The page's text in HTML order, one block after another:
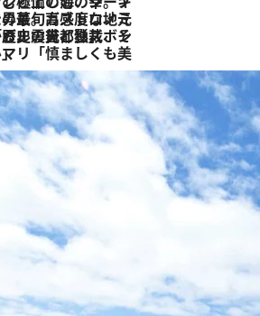
都リスボンの石畳に刻まれた「歴史の光と影」
ル」